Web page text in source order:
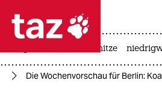
 taz zahl ich
taz zahl ich
hitze
Die Wochenvorschau für Berlin: